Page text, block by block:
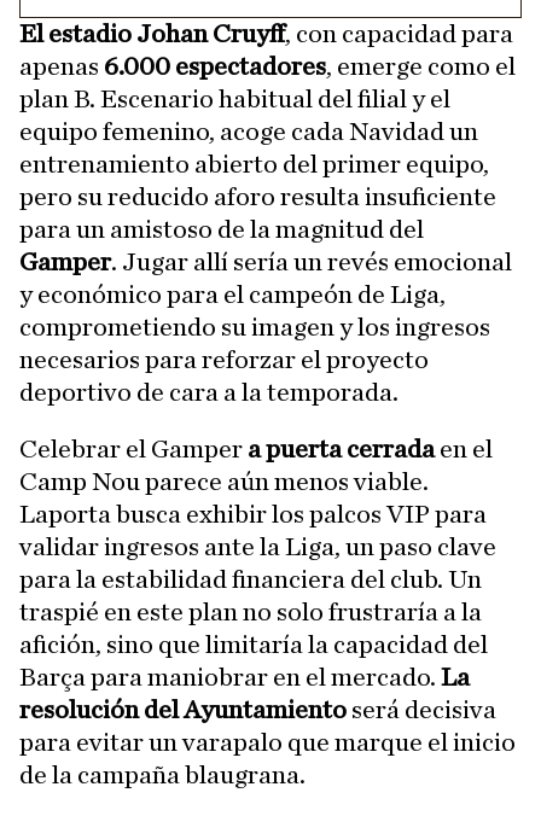
El estadio Johan Cruyff, con capacidad para
apenas 6.000 espectadores, emerge como el
plan B. Escenario habitual del filial y el
equipo femenino, acoge cada Navidad un
entrenamiento abierto del primer equipo,
pero su reducido aforo resulta insuficiente
para un amistoso de la magnitud del
Gamper. Jugar allí sería un revés emocional
y económico para el campeón de Liga,
comprometiendo su imagen y los ingresos
necesarios para reforzar el proyecto
deportivo de cara a la temporada.
Celebrar el Gamper a puerta cerradaen el
Camp Nou parece aún menos viable.
Laporta busca exhibir los palcos VIP para
validar ingresos ante la Liga, un paso clave
para la estabilidad financiera del club. Un
traspié en este plan no solo frustraría a la
afición, sino que limitaría la capacidad del
Barça para maniobrar en el mercado. La
resolución del Ayuntamiento será decisiva
para evitar un varapalo que marque el inicio
de la campaña blaugrana.